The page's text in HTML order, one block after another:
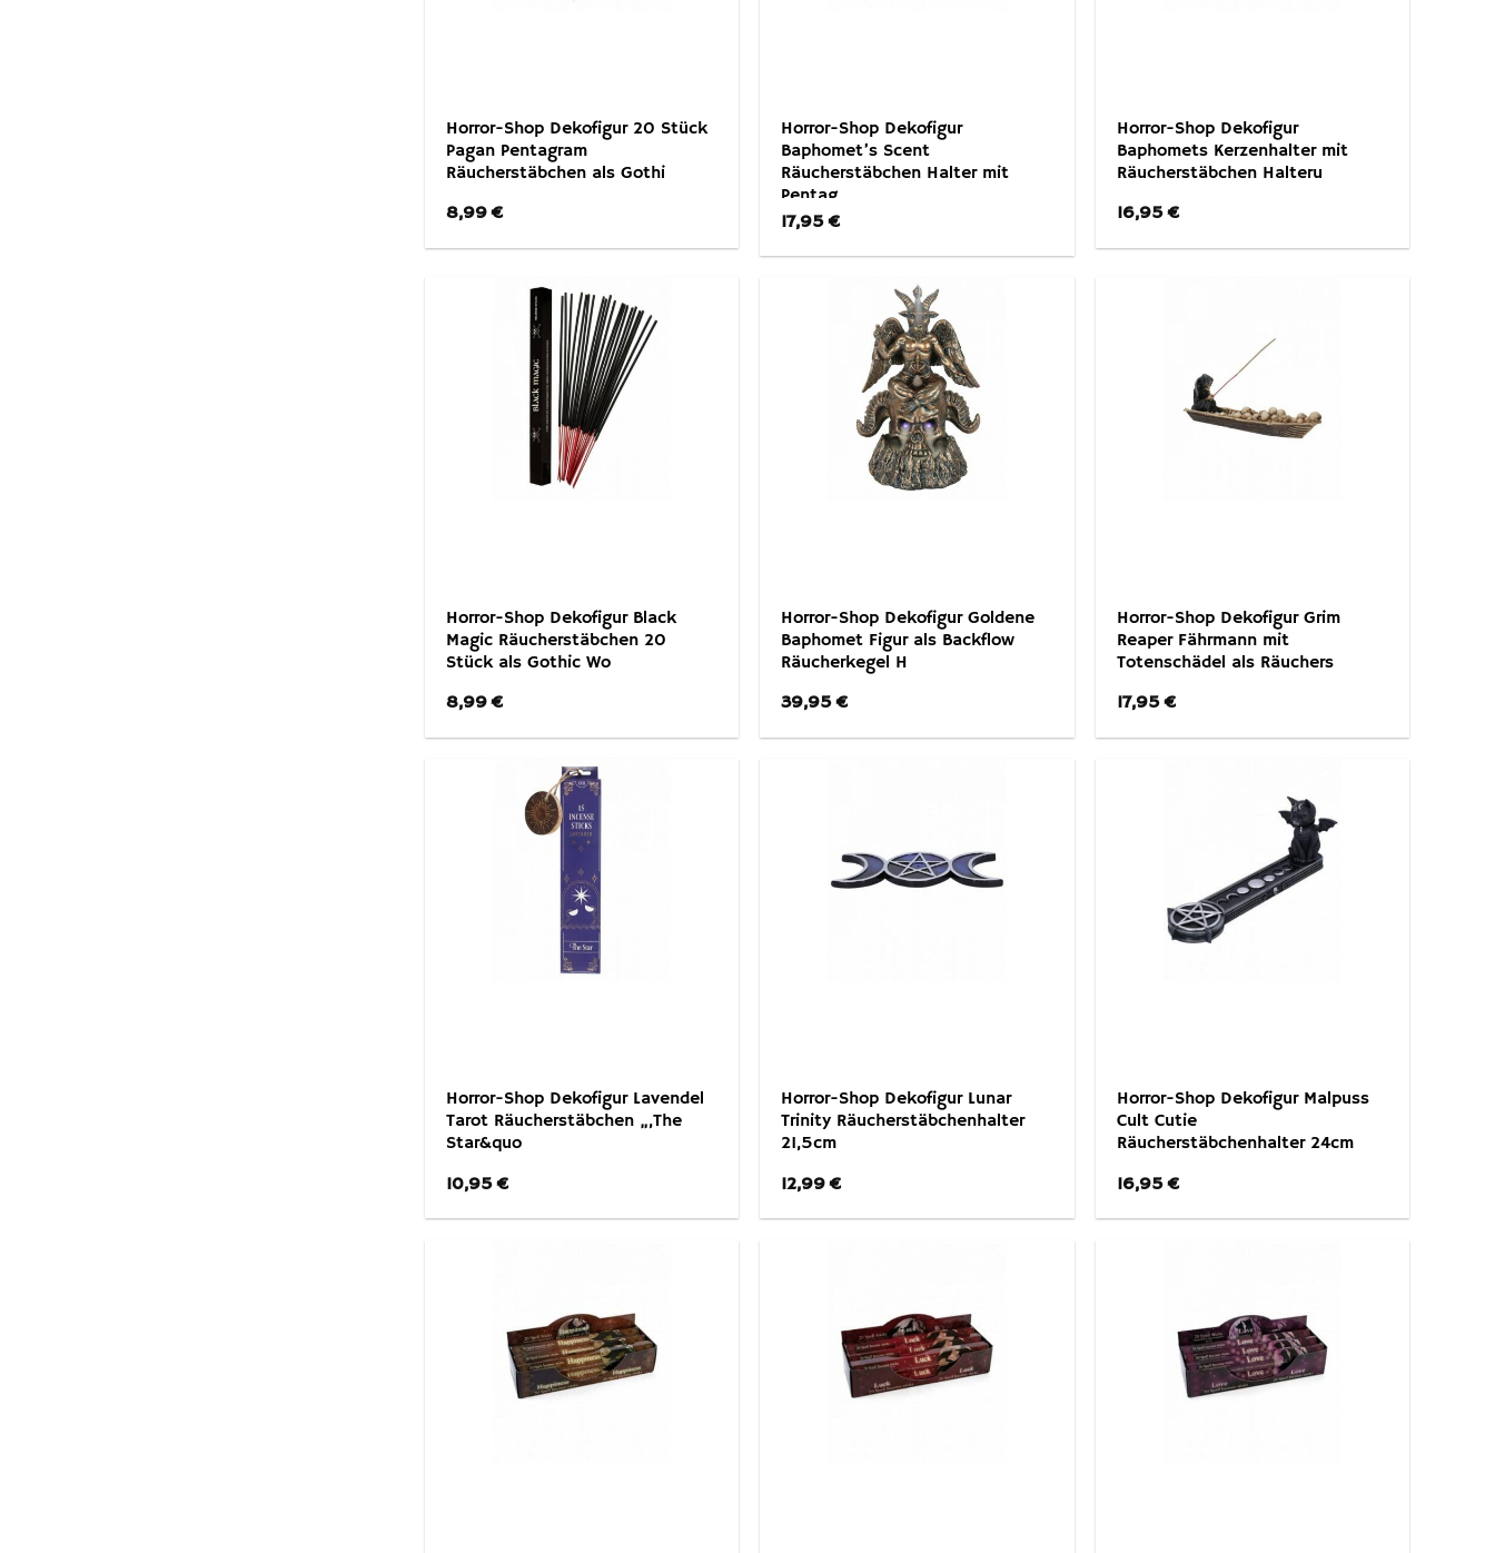
Horror-Shop Dekofigur 20 Stück
Pagan Pentagram
Räucherstäbchen als Gothi
8,99€
Horror-Shop Dekofigur
Baphomet’s Scent
Räucherstäbchen Halter mit
Pentag
17,95€
Horror-Shop Dekofigur
Baphomets Kerzenhalter mit
Räucherstäbchen Halteru
16,95€
Horror-Shop Dekofigur Black
Magic Räucherstäbchen 20
Stück als Gothic Wo
8,99€
Horror-Shop Dekofigur Goldene
Baphomet Figur als Backflow
Räucherkegel H
39,95€
Horror-Shop Dekofigur Grim
Reaper Fährmann mit
Totenschädel als Räuchers
17,95€
Horror-Shop Dekofigur Lavendel
Tarot Räucherstäbchen „,The
Star&quo
10,95€
Horror-Shop Dekofigur Lunar
Trinity Räucherstäbchenhalter
21,5cm
12,99€
Horror-Shop Dekofigur Malpuss
Cult Cutie
Räucherstäbchenhalter 24cm
16,95€